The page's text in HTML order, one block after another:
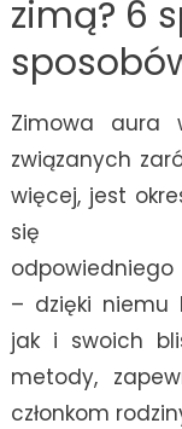
zimą? 6
Zimowa aura
związanych
więcej, jest
się
odpowiedniego
– dzięki niemu
jak i swoich
metody,
członkom